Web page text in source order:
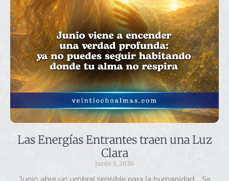
Las Energías Entrantes traen una Luz
Clara
junio 3, 2026
Junio abre un umbral sensible para la humanidad. Se